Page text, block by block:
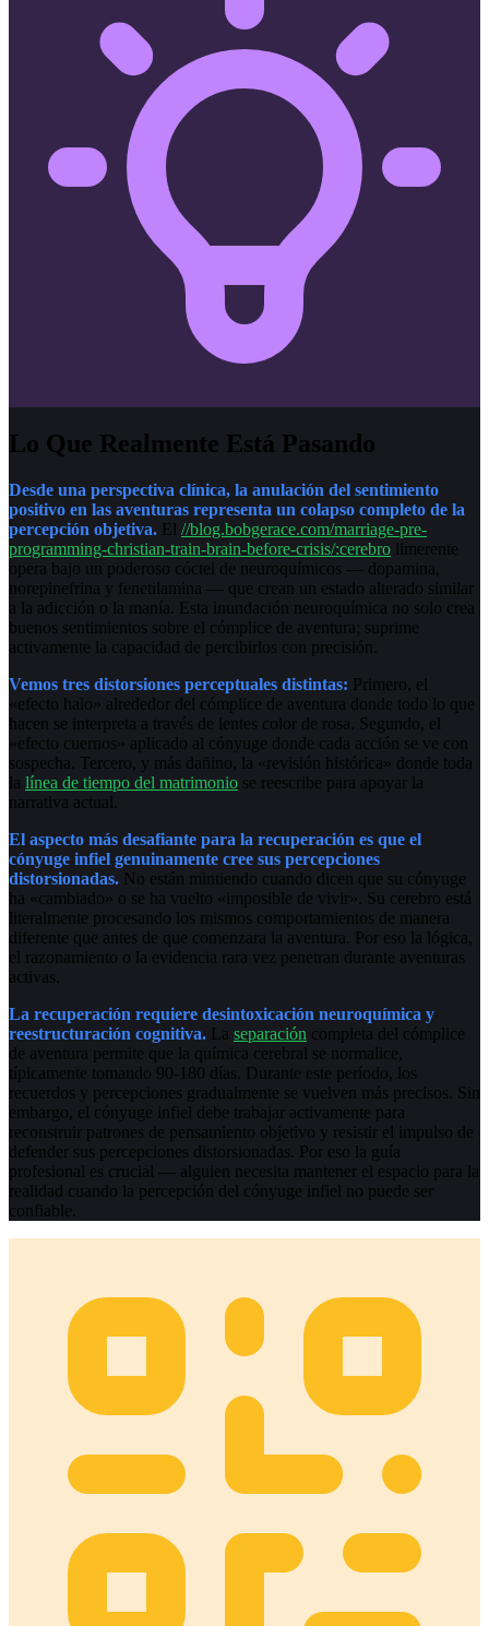
Lo Que Realmente Está Pasando
Desde una perspectiva clínica, la anulación del sentimiento
positivo en las aventuras representa un colapso completo de la
percepción objetiva. El //blog.bobgerace.com/marriage-pre-
programming-christian-train-brain-before-crisis/:cerebro limerente
opera bajo un poderoso cóctel de neuroquímicos — dopamina,
norepinefrina y fenetilamina — que crean un estado alterado similar
a la adicción o la manía. Esta inundación neuroquímica no solo crea
buenos sentimientos sobre el cómplice de aventura; suprime
activamente la capacidad de percibirlos con precisión.
Vemos tres distorsiones perceptuales distintas: Primero, el
«efecto halo» alrededor del cómplice de aventura donde todo lo que
hacen se interpreta a través de lentes color de rosa. Segundo, el
«efecto cuernos» aplicado al cónyuge donde cada acción se ve con
sospecha. Tercero, y más dañino, la «revisión histórica» donde toda
la línea de tiempo del matrimonio se reescribe para apoyar la
narrativa actual.
El aspecto más desafiante para la recuperación es que el
cónyuge infiel genuinamente cree sus percepciones
distorsionadas. No están mintiendo cuando dicen que su cónyuge
ha «cambiado» o se ha vuelto «imposible de vivir». Su cerebro está
literalmente procesando los mismos comportamientos de manera
diferente que antes de que comenzara la aventura. Por eso la lógica,
el razonamiento o la evidencia rara vez penetran durante aventuras
activas.
La recuperación requiere desintoxicación neuroquímica y
reestructuración cognitiva. La separación completa del cómplice
de aventura permite que la química cerebral se normalice,
típicamente tomando 90-180 días. Durante este período, los
recuerdos y percepciones gradualmente se vuelven más precisos. Sin
embargo, el cónyuge infiel debe trabajar activamente para
reconstruir patrones de pensamiento objetivo y resistir el impulso de
defender sus percepciones distorsionadas. Por eso la guía
profesional es crucial — alguien necesita mantener el espacio para la
realidad cuando la percepción del cónyuge infiel no puede ser
confiable.